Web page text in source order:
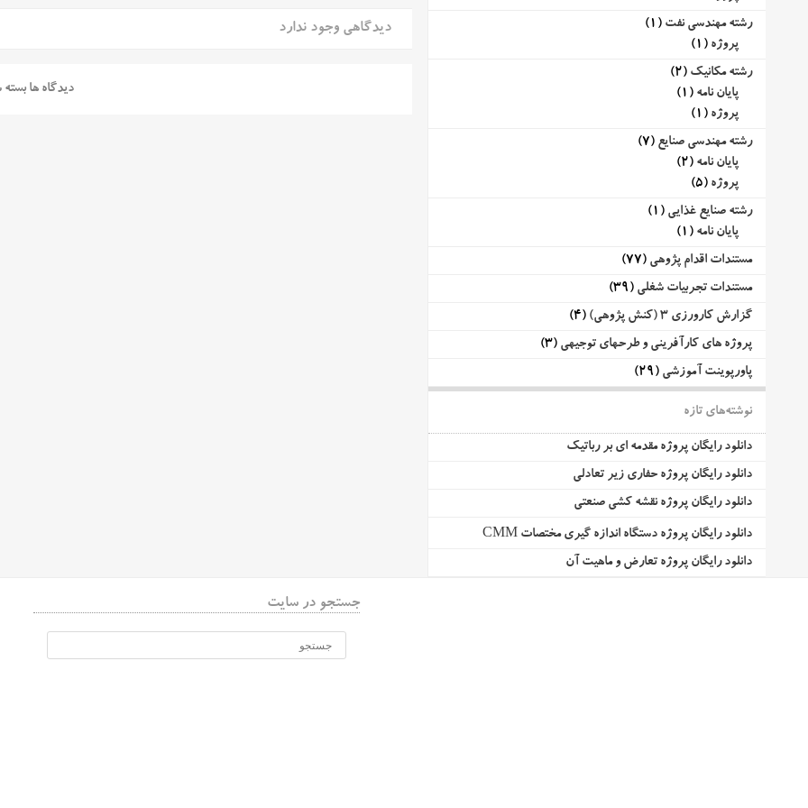
دیدگاهی وجود ندارد
دیدگاه ها
رشته مهندسی نفت (1)
پروژه (1)
رشته مکانیک (2)
پایان نامه (1)
پروژه (1)
رشته مهندسی صنایع (7)
پایان نامه (2)
پروژه (5)
رشته صنایع غذایی (1)
پایان نامه (1)
مستندات اقدام پژوهی (77)
مستندات تجربیات شغلی (39)
گزارش کارورزی 3 (کنش پژوهی)
(4)
پروژه های کارآفرینی و طرحهای توجیهی (3)
پاورپوینت آموزشی (29)
نوشته‌های تازه
دانلود رایگان پروژه مقدمه ای بر رباتیک
دانلود رایگان پروژه حفاری زیر تعادلی
دانلود رایگان پروژه نقشه کشی صنعتی
دانلود رایگان پروژه دستگاه اندازه گیری مختصات CMM
دانلود رایگان پروژه تعارض و ماهیت آن
جستجو در سایت